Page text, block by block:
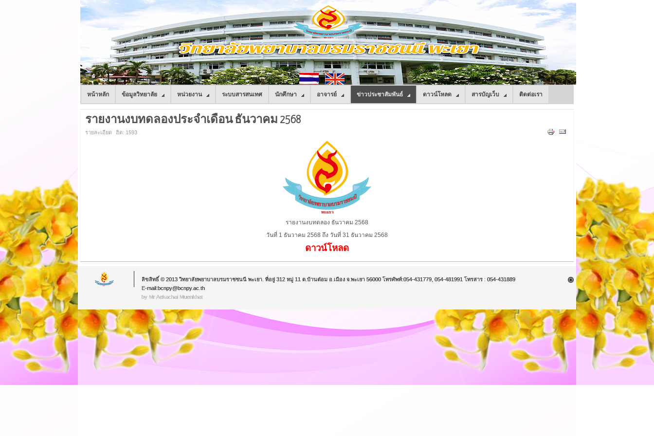
หน้าหลัก ข้อมูลวิทยาลัย หน่วยงาน ระบบสารสนเทศ นักศึกษา อาจารย์ ข่าวประชาสัมพันธ์ ดาวน์โหลด สารบัญเว็บ ติดต่อเรา
รายงานงบทดลองประจำเดือน ธันวาคม 2568
รายละเอียด ฮิต: 1593
รายงานงบทดลอง ธันวาคม 2568
วันที่ 1 ธันวาคม 2568 ถึง วันที่ 31 ธันวาคม 2568
ดาวน์โหลด
ลิขสิทธิ์ © 2013 วิทยาลัยพยาบาลบรมราชชนนี พะเยา. ที่อยู่ 312 หมู่ 11 ต.บ้านต๋อม อ.เมือง จ.พะเยา 56000 โทรศัพท์:054-431779, 054-481991 โทรสาร : 054-431889
E-mail:bcnpy@bcnpy.ac.th
by Mr.Aekachai Muenkhat